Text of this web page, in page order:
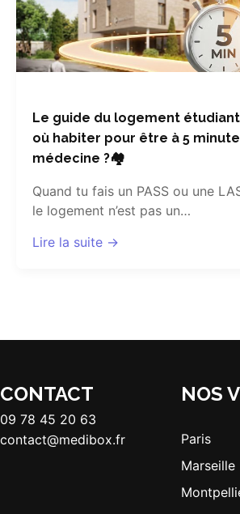
Le guide du logement
où habiter pour être à 5
médecine ?🏘️
Quand tu fais un PASS ou une
le logement n’est pas un…
Lire la suite →
CONTACT
09 78 45 20 63
contact@medibox.fr
NOS
Paris
Marseille